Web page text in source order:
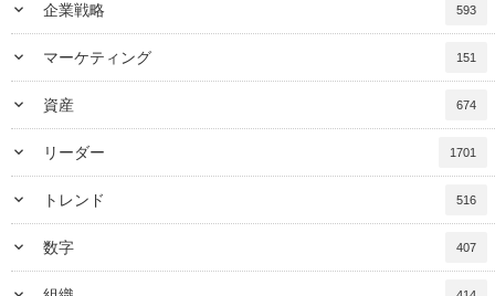
keyboard_arrow_down 企業戦略 593
keyboard_arrow_down マーケティング 151
keyboard_arrow_down 資産 674
keyboard_arrow_down リーダー 1701
keyboard_arrow_down トレンド 516
keyboard_arrow_down 数字 407